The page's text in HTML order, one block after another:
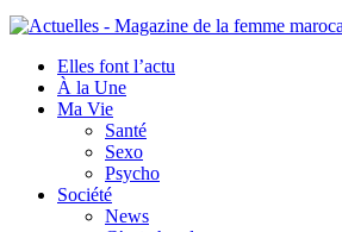
Elles font l’actu
À la Une
Ma Vie
Santé
Sexo
Psycho
Société
News